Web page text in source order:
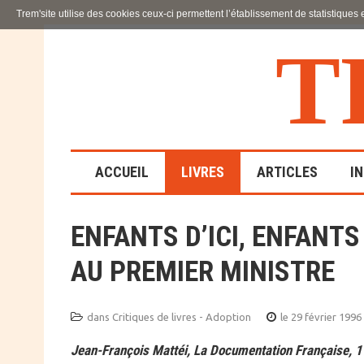
T
ACCUEIL LIVRES
LA FAMILLE
EN SOUFFRANCE
ÉDUCATIVE
SCIENCES HUMAINES
ARTICLES
ENFANTS D’ICI,
AU PREMIER MINISTRE
dans Critiques de livres - Adoption le 29 février 1996
Jean-François Mattéi, La Documentation Française,
Trem'site utilise des cookies ceux-ci permettent l’établissement de statistiques